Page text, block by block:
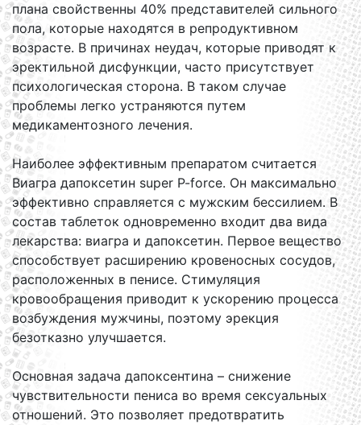
плана свойственны 40% представителей сильного
пола, которые находятся в репродуктивном
возрасте. В причинах неудач, которые приводят к
эректильной дисфункции, часто присутствует
психологическая сторона. В таком случае
проблемы легко устраняются путем
медикаментозного лечения.
Наиболее эффективным препаратом считается
Виагра дапоксетин super P-force. Он максимально
эффективно справляется с мужским бессилием. В
состав таблеток одновременно входит два вида
лекарства: виагра и дапоксетин. Первое вещество
способствует расширению кровеносных сосудов,
расположенных в пенисе. Стимуляция
кровообращения приводит к ускорению процесса
возбуждения мужчины, поэтому эрекция
безотказно улучшается.
Основная задача дапоксентина – снижение
чувствительности пениса во время сексуальных
отношений. Это позволяет предотвратить